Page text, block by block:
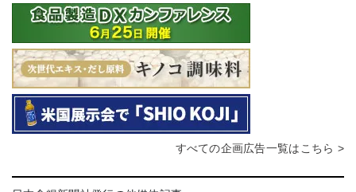
すべての企画広告一覧はこちら >